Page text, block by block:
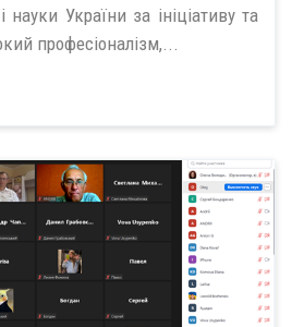
науки України за ініціативу та
професіоналізм,...